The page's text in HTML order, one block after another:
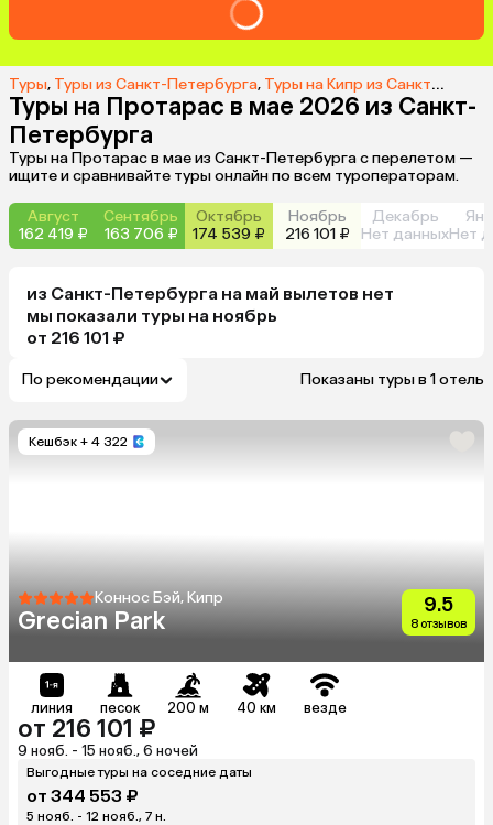
Туры, Туры из Санкт-Петербурга, Туры на Кипр из Санкт-Петербурга
Туры на Протарас в мае 2026 из Санкт-
Петербурга
Туры на Протарас в мае из Санкт-Петербурга с перелетом —
ищите и сравнивайте туры онлайн по всем туроператорам.
Август
162 419 ₽
Сентябрь
163 706 ₽
Октябрь
174 539 ₽
Ноябрь
216 101 ₽
Декабрь
Нет данныхНет
из Санкт-Петербурга на май вылетов нет
мы показали туры на ноябрь
от 216 101 ₽
По рекомендации Показаны туры в 1 отель
Кешбэк + 4 322
Коннос Бэй, Кипр
Grecian Park
9.5
8 отзывов
линия песок 200 м 40 км везде
от 216 101 ₽
9 нояб. - 15 нояб., 6 ночей
Выгодные туры на соседние даты
от 344 553 ₽
5 нояб. - 12 нояб., 7 н.